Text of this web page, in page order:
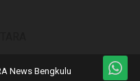
News Bengkulu